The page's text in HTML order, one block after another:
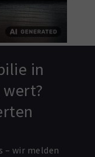
in
– wir melden